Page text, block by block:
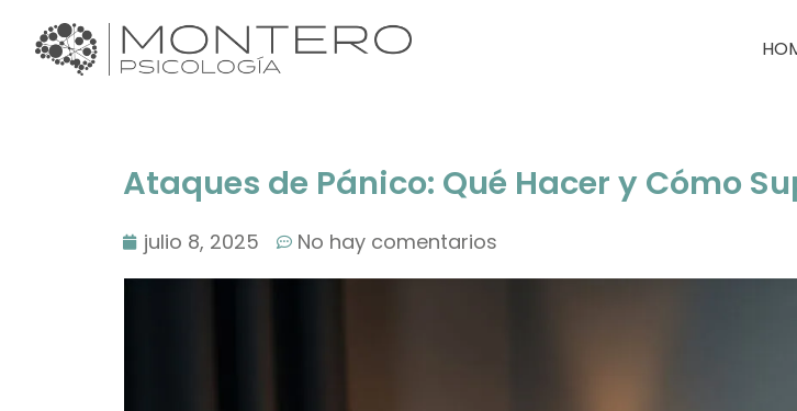
Ataques de Pánico: Qué Hacer y Cómo
julio 8, 2025 No hay comentarios